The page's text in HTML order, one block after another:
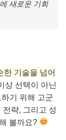
새로운 기회
한 기술을 넘어
상 선택이 아닌
기 위해 고군
략, 그리고 성
볼까요?